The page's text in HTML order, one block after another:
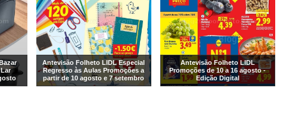
Antevisão Folheto LIDL Especial
Regresso às Aulas Promoções a
partir de 10 agosto e 7 setembro
Antevisão Folheto LIDL
Promoções de 10 a 16 agosto -
Edição Digital